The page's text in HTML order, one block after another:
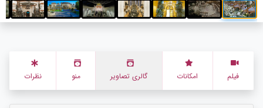
فیلم امکانات گالری تصاویر منو نظرات